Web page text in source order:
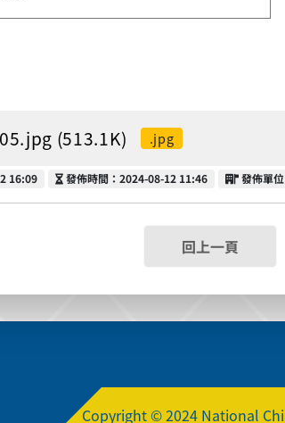
(513.1K) .jpg
16:09 發佈時間
發佈時間：2024-08-12 11:46 發佈單位
發佈單
回上一頁
Copyright © 2024 National